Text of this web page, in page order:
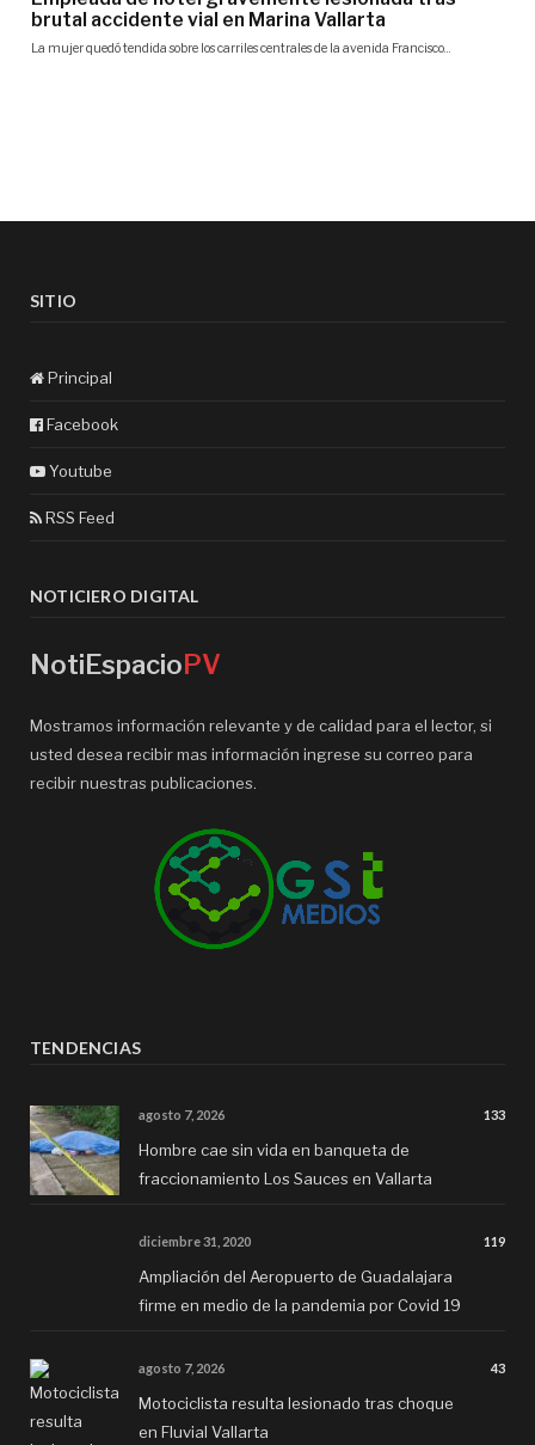
SITIO
Principal
Facebook
Youtube
RSS Feed
NOTICIERO DIGITAL
NotiEspacioPV
Mostramos información relevante y de calidad para el lector, si
usted desea recibir mas información ingrese su correo para
recibir nuestras publicaciones.
TENDENCIAS
agosto 7, 2026 133
Hombre cae sin vida en banqueta de
fraccionamiento Los Sauces en Vallarta
diciembre 31, 2020 119
Ampliación del Aeropuerto de Guadalajara
firme en medio de la pandemia por Covid 19
agosto 7, 2026 43
Motociclista resulta lesionado tras choque
en Fluvial Vallarta